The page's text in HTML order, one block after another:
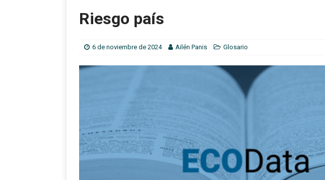
Riesgo país
6 de noviembre de 2024 Ailén Panis Glosario